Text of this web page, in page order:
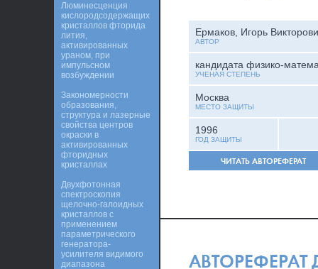
Ермаков, Игорь
АВТОР
кандидата физико-
УЧЕНАЯ СТЕПЕНЬ
Москва
МЕСТО ЗАЩИТЫ
1996
ГОД ЗАЩИТЫ
ЧИТАТЬ АВТОРЕФЕРАТ
АВТОРЕФЕРАТ
Люминесценция
кислородсодержащих
кристаллов фторида
лития,
активированных
ураном, при
импульсном
возбуждении
Закономерности
образования,
структура и лазерные
свойства центров
окраски в
активированных
фторидных
кристаллах
Двухфотонная
спектроскопия
щелочно-галоидных
кристаллов с
применением
параметрического
генератора-
усилителя видимого
диапазона